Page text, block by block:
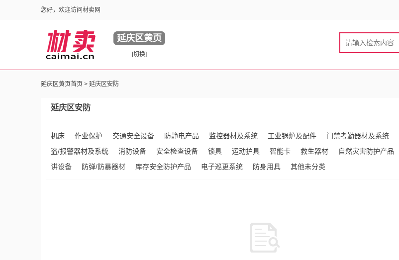
您好，欢迎访问材卖网
延庆区黄页
[切换]
延庆区黄页首页 > 延庆区安防
延庆区安防
机床 作业保护 交通安全设备 防静电产品 监控器材及系统 工业锅炉及配件 门禁考勤器材及系统
盗/报警器材及系统
消防设备 安全检查设备 锁具 运动护具 智能卡 救生器材 自然灾害防护产品
讲设备
防弹/防暴器材 库存安全防护产品 电子巡更系统 防身用具 其他未分类